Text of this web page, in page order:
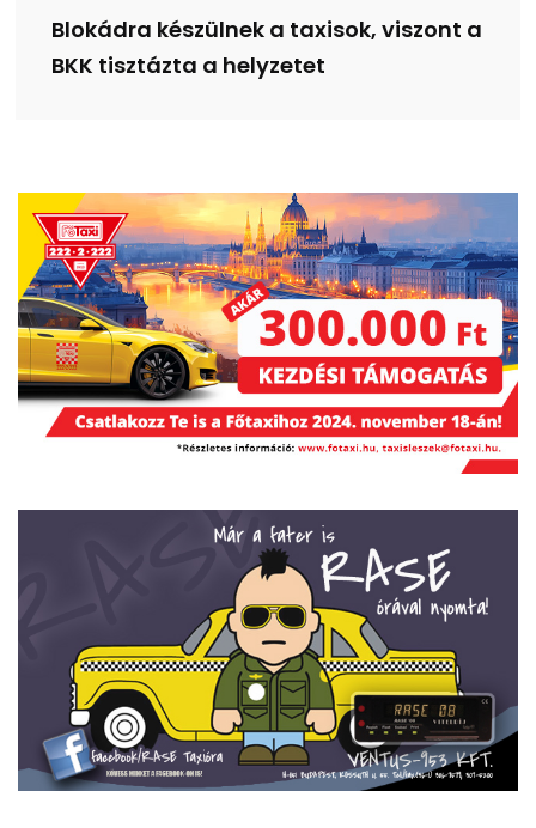
Blokádra készülnek a taxisok, viszont a
BKK tisztázta a helyzetet